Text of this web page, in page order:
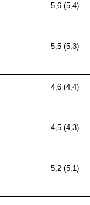
5,6 (5,4)
5,5 (5,3)
4,6 (4,4)
4,5 (4,3)
5,2 (5,1)